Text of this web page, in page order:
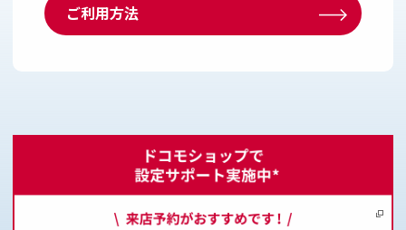
ご利用方法